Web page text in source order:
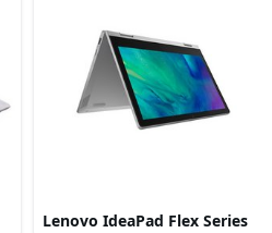
Lenovo IdeaPad Flex Series